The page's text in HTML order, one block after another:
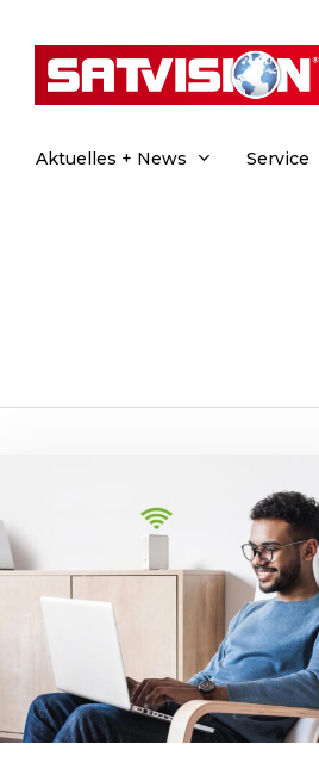
Aktuelles + News Service